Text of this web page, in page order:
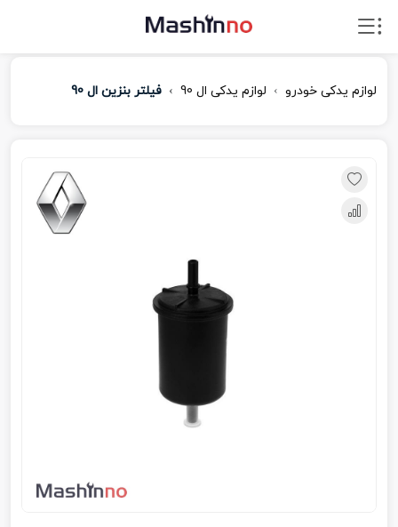
لوازم یدکی خودرو لوازم یدکی ال 90 فیلتر بنزین ال 90